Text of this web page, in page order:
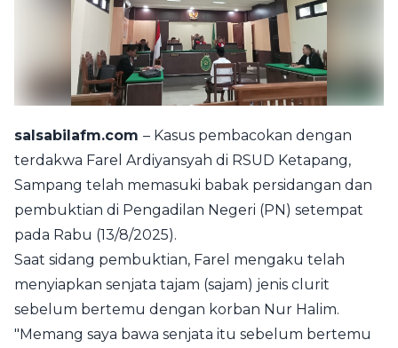
salsabilafm.com – Kasus pembacokan dengan
terdakwa Farel Ardiyansyah di RSUD Ketapang,
Sampang telah memasuki babak persidangan dan
pembuktian di Pengadilan Negeri (PN) setempat
pada Rabu (13/8/2025).
Saat sidang pembuktian, Farel mengaku telah
menyiapkan senjata tajam (sajam) jenis clurit
sebelum bertemu dengan korban Nur Halim.
"Memang saya bawa senjata itu sebelum bertemu